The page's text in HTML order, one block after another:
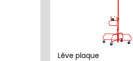
lève plaque